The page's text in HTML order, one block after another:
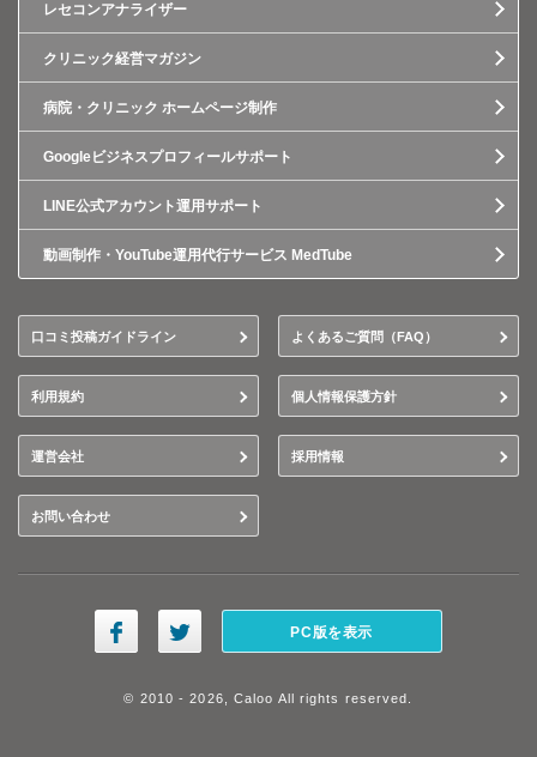
レセコンアナライザー
クリニック経営マガジン
病院・クリニック ホームページ制作
Googleビジネスプロフィールサポート
LINE公式アカウント運用サポート
動画制作・YouTube運用代行サービス MedTube
口コミ投稿ガイドライン よくあるご質問（FAQ）
利用規約 個人情報保護方針
運営会社 採用情報
お問い合わせ
PC版を表示
© 2010 - 2026, Caloo All rights reserved.